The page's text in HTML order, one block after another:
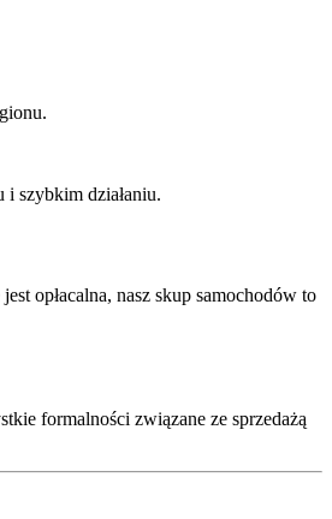
i szybkim działaniu.
opłacalna, nasz skup samochodów to
formalności związane ze sprzedażą